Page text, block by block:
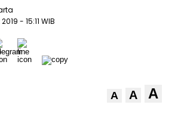
- 15:11 WIB
A A A